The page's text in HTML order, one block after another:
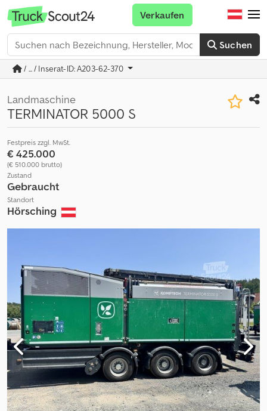
Suchen
Verkaufen
/ ... / Inserat-ID: A203-62-370
Landmaschine
TERMINATOR 5000 S
Festpreis zzgl. MwSt.
€ 425.000
(€ 510.000 brutto)
Zustand
Gebraucht
Standort
Hörsching